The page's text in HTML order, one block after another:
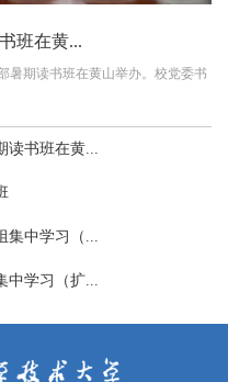
班在黄...
暑期读书班在黄山举办。校党委书
读书班在黄...
中学习（...
学习（扩...